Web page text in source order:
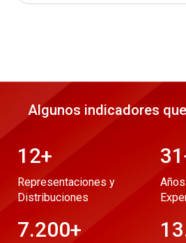
Algunos indicadores
12+
Representaciones y
Distribuciones
31
7.200+